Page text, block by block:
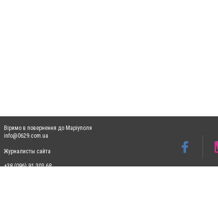
Віримо в повернення до Маріуполя
info@0629.com.ua
Журналисты сайта
+38 (096) 91 303 68